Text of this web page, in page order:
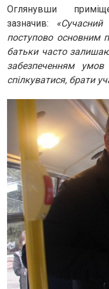
Оглянувши
зазначив:
поступово основним
батьки часто
забезпеченням
спілкуватися, брати